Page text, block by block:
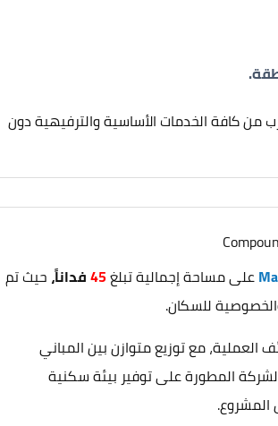
من كافة الخدمات الأساسية والترفيهية دون
على مساحة إجمالية تبلغ45فداناً،حيث تم
للسكان.
مع توزيع متوازن بين المباني
المطورة على توفير بيئة سكنية
المشروع.